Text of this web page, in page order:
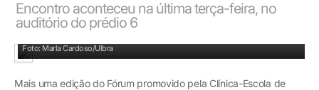
Encontro aconteceu na última terça-feira, no
auditório do prédio 6
Foto: Marla Cardoso/Ulbra
Mais uma edição do Fórum promovido pela Clínica-Escola de